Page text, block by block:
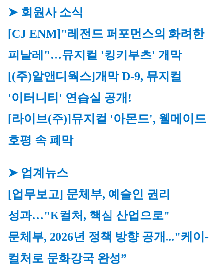
➤ 회원사 소식
[CJ ENM]"레전드 퍼포먼스의 화려한
피날레"…뮤지컬 '킹키부츠' 개막
[(주)알앤디웍스]개막 D-9, 뮤지컬
'이터니티' 연습실 공개!
[라이브(주)]뮤지컬 '아몬드', 웰메이드
호평 속 폐막
➤ 업계뉴스
[업무보고] 문체부, 예술인 권리
성과…"K컬처, 핵심 산업으로"
문체부, 2026년 정책 방향 공개..."케이-
컬처로 문화강국 완성”